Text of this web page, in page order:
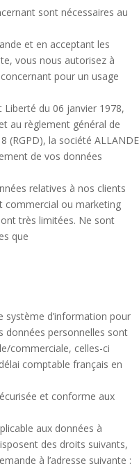
sont nécessaires au
et en acceptant les
vous nous autorisez à
pour un usage
du 06 janvier 1978,
au règlement général de
(RGPD), la société ALLANDE
de vos données
relatives à nos clients
commercial ou marketing
très limitées. Ne sont
que
système d’information pour
données personnelles sont
commerciale, celles-ci
comptable français en
et conforme aux
aux données à
des droits suivants,
à l’adresse suivante :